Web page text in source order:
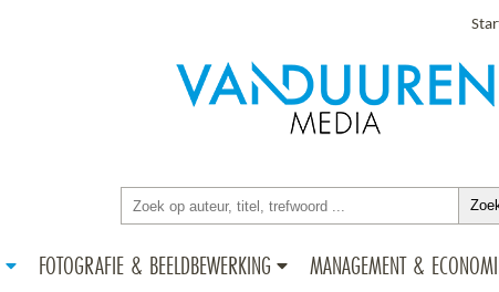
FOTOGRAFIE & BEELDBEWERKING MANAGEMENT &